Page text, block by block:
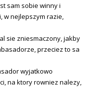
sam sobie winny i
w nejlepszym razie,
sie zniesmaczony, jakby
przeciez to sa
wyjatkowo
na ktory rowniez nalezy,